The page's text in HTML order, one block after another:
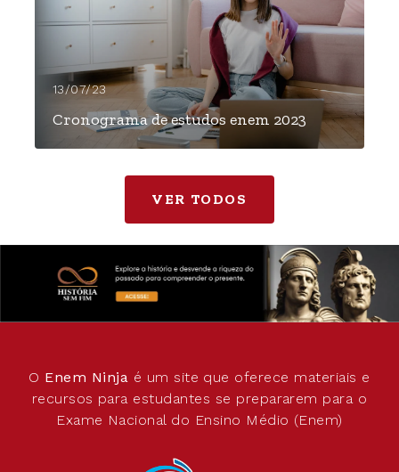
13/07/23
Cronograma de estudos enem 2023
VER TODOS
O Enem Ninja é um site que oferece materiais e
recursos para estudantes se prepararem para o
Exame Nacional do Ensino Médio (Enem)